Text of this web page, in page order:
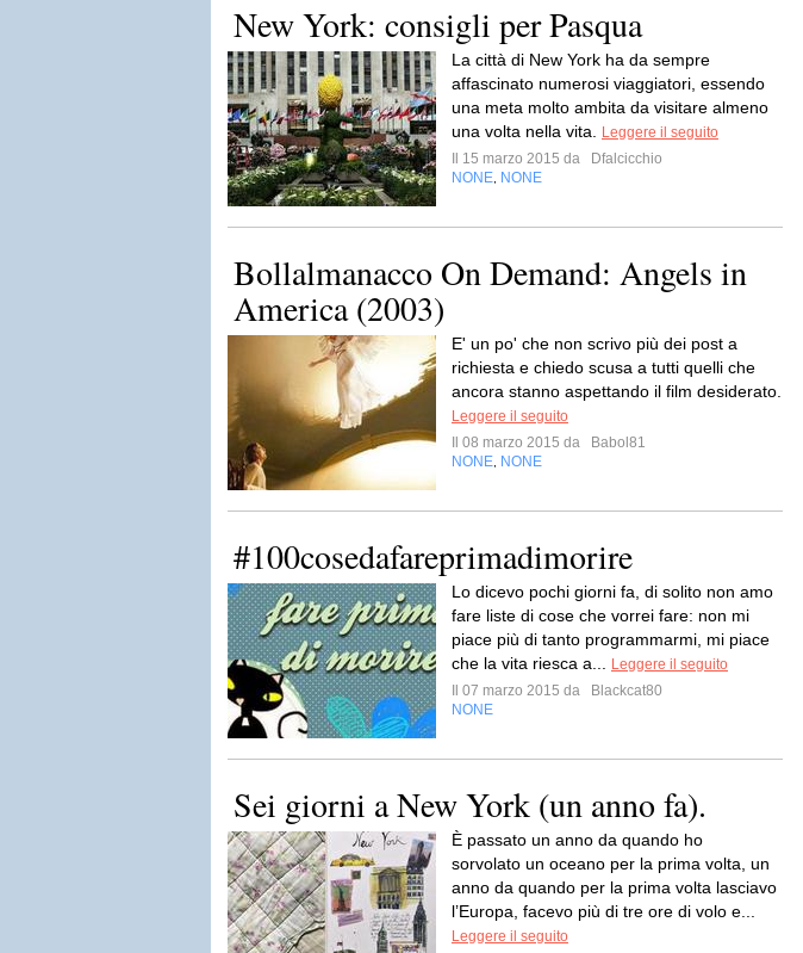
New York: consigli per Pasqua
La città di New York ha da sempre
affascinato numerosi viaggiatori, essendo
una meta molto ambita da visitare almeno
una volta nella vita.
Leggere il seguito
Il 15 marzo 2015 da
Dfalcicchio
NONE NONE
Bollalmanacco On Demand: Angels in
America (2003)
E' un po' che non scrivo più dei post a
richiesta e chiedo scusa a tutti quelli che
ancora stanno aspettando il film desiderato.
Leggere il seguito
Il 08 marzo 2015 da
Babol81
NONE NONE
#100cosedafareprimadimorire
Lo dicevo pochi giorni fa, di solito non amo
fare liste di cose che vorrei fare: non mi
piace più di tanto programmarmi, mi piace
che la vita riesca a...
Leggere il seguito
Il 07 marzo 2015 da
Blackcat80
NONE
Sei giorni a New York (un anno fa).
È passato un anno da quando ho
sorvolato un oceano per la prima volta, un
anno da quando per la prima volta lasciavo
l’Europa, facevo più di tre ore di volo e...
Leggere il seguito